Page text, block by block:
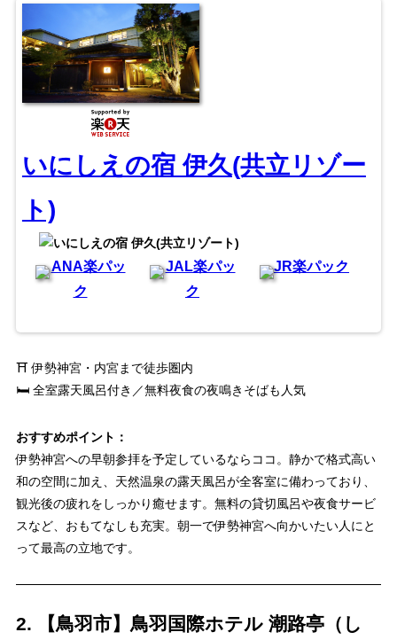
いにしえの宿 伊久(共立リゾー
ト)
ANA楽パッ
ク
JAL楽パッ
ク
JR楽パック
⛩ 伊勢神宮・内宮まで徒歩圏内
🛏 全室露天風呂付き／無料夜食の夜鳴きそばも人気
おすすめポイント：
伊勢神宮への早朝参拝を予定しているならココ。静かで格式高い
和の空間に加え、天然温泉の露天風呂が全客室に備わっており、
観光後の疲れをしっかり癒せます。無料の貸切風呂や夜食サービ
スなど、おもてなしも充実。朝一で伊勢神宮へ向かいたい人にと
って最高の立地です。
2. 【鳥羽市】鳥羽国際ホテル 潮路亭（し